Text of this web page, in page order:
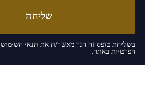
בשליחת טופס זה הנך מאשר/ת את תנאי השימוש
הפרטיות באתר.